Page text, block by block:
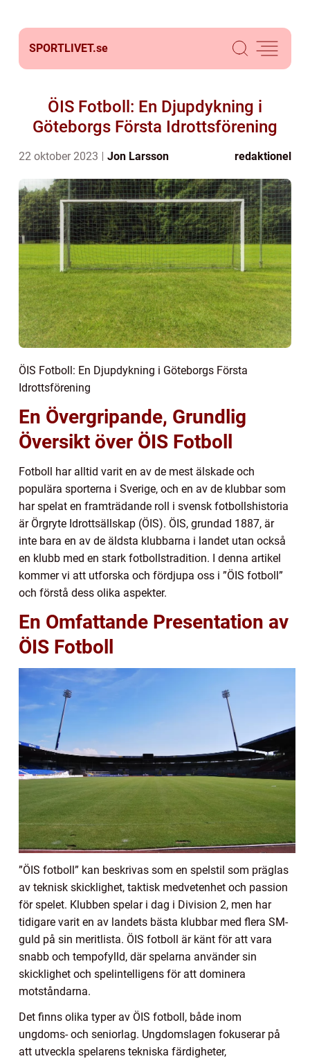
SPORTLIVET.se
ÖIS Fotboll: En Djupdykning i
Göteborgs Första Idrottsförening
22 oktober 2023 Jon Larsson redaktionel
ÖIS Fotboll: En Djupdykning i Göteborgs Första
Idrottsförening
En Övergripande, Grundlig
Översikt över ÖIS Fotboll
Fotboll har alltid varit en av de mest älskade och
populära sporterna i Sverige, och en av de klubbar som
har spelat en framträdande roll i svensk fotbollshistoria
är Örgryte Idrottsällskap (ÖIS). ÖIS, grundad 1887, är
inte bara en av de äldsta klubbarna i landet utan också
en klubb med en stark fotbollstradition. I denna artikel
kommer vi att utforska och fördjupa oss i ”ÖIS fotboll”
och förstå dess olika aspekter.
En Omfattande Presentation av
ÖIS Fotboll
”ÖIS fotboll” kan beskrivas som en spelstil som präglas
av teknisk skicklighet, taktisk medvetenhet och passion
för spelet. Klubben spelar i dag i Division 2, men har
tidigare varit en av landets bästa klubbar med flera SM-
guld på sin meritlista. ÖIS fotboll är känt för att vara
snabb och tempofylld, där spelarna använder sin
skicklighet och spelintelligens för att dominera
motståndarna.
Det finns olika typer av ÖIS fotboll, både inom
ungdoms- och seniorlag. Ungdomslagen fokuserar på
att utveckla spelarens tekniska färdigheter,